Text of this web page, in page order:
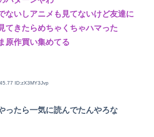
ないしアニメも見てないけど友達に
てきたらめちゃくちゃハマった
原作買い集めてる
ID:zX3MY3Jvp
ったら一気に読んでたんやろな